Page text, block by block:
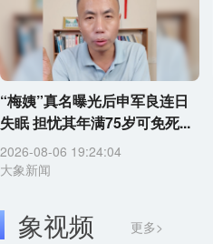
“梅姨”真名曝光后申军良连日
失眠 担忧其年满75岁可免死...
2026-08-06 19:24:04
大象新闻
象视频 更多>